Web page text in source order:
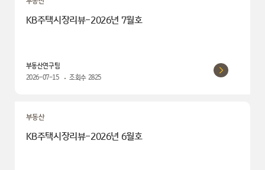
KB주택시장리뷰-2026년 7월호
부동산연구팀
2026-07-15
조회수 2825
부동산
KB주택시장리뷰-2026년 6월호